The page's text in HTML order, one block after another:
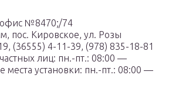
№8470;/74
пос. Кировское, ул. Розы
(36555) 4-11-39, (978) 835-18-81
лиц: пн.-пт.: 08:00 —
места установки: пн.-пт.: 08:00 —